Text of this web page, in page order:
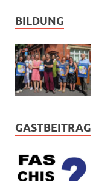
BILDUNG
GASTBEITRAG